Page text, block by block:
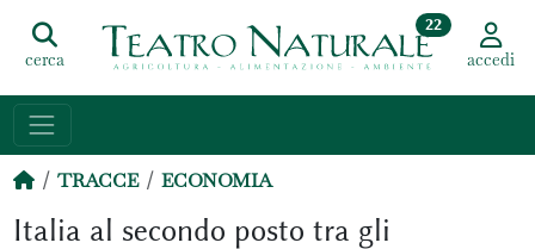
cerca
22
accedi
TRACCE ECONOMIA
Italia al secondo posto tra gli